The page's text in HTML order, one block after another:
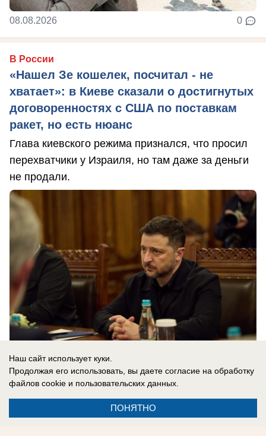
08.08.2026 0
В России
«Нашел Зе кошелек, посчитал - не
хватает»: в Киеве сказали о достигнутых
договоренностях с США по поставкам
ракет, но есть нюанс
Глава киевского режима признался, что просил
перехватчики у Израиля, но там даже за деньги
не продали.
08.08.2026
Наш сайт использует куки.
Продолжая его использовать, вы даете согласие на обработку
файлов cookie и пользовательских данных.
ПОНЯТНО